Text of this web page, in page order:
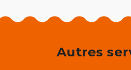
Autres